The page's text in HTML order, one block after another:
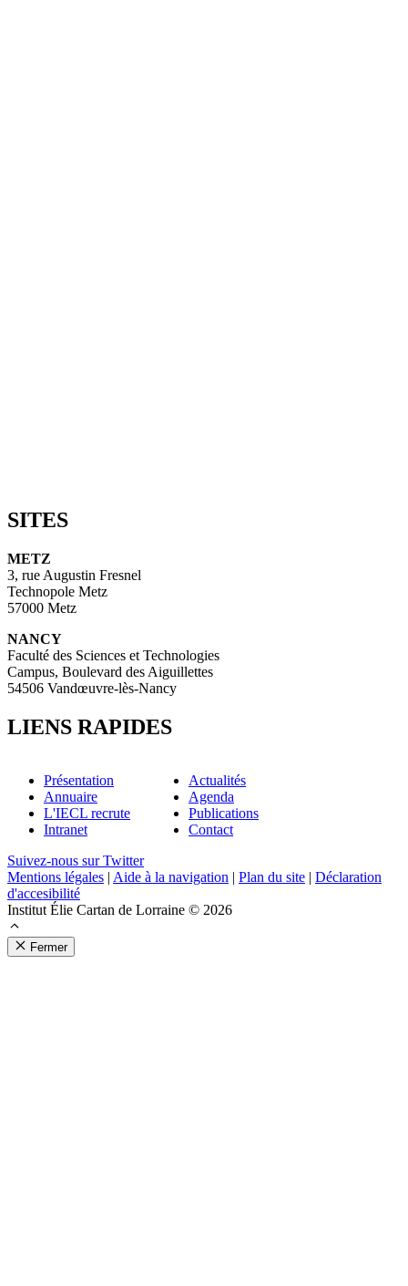
SITES
METZ
3, rue Augustin Fresnel
Technopole Metz
57000 Metz
NANCY
Faculté des Sciences et Technologies
Campus, Boulevard des Aiguillettes
54506 Vandœuvre-lès-Nancy
LIENS RAPIDES
Présentation
Annuaire
L'IECL recrute
Intranet
Actualités
Agenda
Publications
Contact
Suivez-nous sur Twitter
Mentions légales | Aide à la navigation | Plan du site | Déclaration
d'accesibilité
Institut Élie Cartan de Lorraine © 2026
Fermer